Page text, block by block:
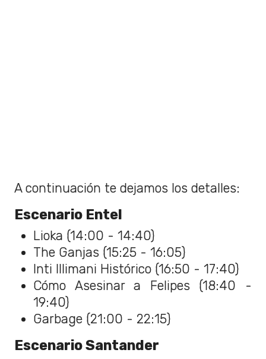
A continuación te dejamos los detalles:
Escenario Entel
Lioka (14:00 - 14:40)
The Ganjas (15:25 - 16:05)
Inti Illimani Histórico (16:50 - 17:40)
Cómo Asesinar a Felipes (18:40 -
19:40)
Garbage (21:00 - 22:15)
Escenario Santander